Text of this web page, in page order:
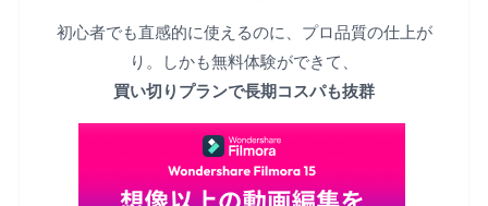
初心者でも直感的に使えるのに、プロ品質の仕上が
り。しかも無料体験ができて、
買い切りプランで長期コスパも抜群